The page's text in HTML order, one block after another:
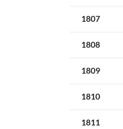
1807
1808
1809
1810
1811